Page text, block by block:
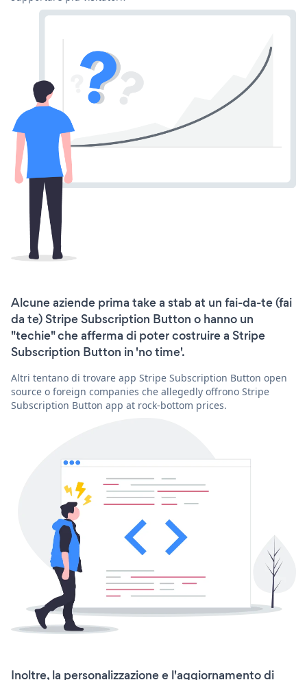
Alcune aziende prima take a stab at un fai-da-te (fai
da te) Stripe Subscription Button o hanno un
"techie" che afferma di poter costruire a Stripe
Subscription Button in 'no time'.
Altri tentano di trovare app Stripe Subscription Button open
source o foreign companies che allegedly offrono Stripe
Subscription Button app at rock-bottom prices.
Inoltre, la personalizzazione e l'aggiornamento di